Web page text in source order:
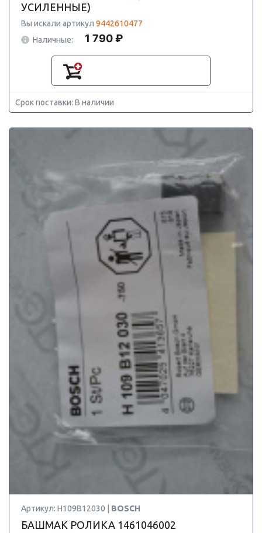
УСИЛЕННЫЕ)
Вы искали артикул 9442610477
Наличные:
1 790 ₽
Срок поставки: В наличии
Артикул: H109B12030 | BOSCH
БАШМАК РОЛИКА 1461046002